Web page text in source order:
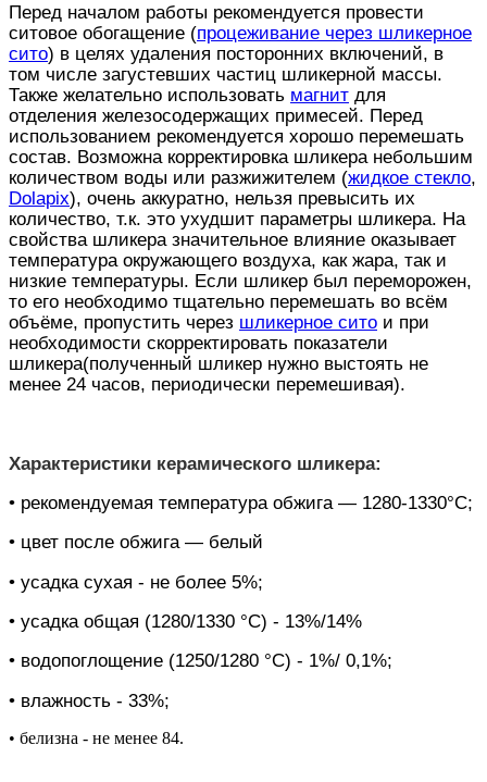
Перед началом работы рекомендуется провести
ситовое обогащение (процеживание через шликерное
сито) в целях удаления посторонних включений, в
том числе загустевших частиц шликерной массы.
Также желательно использовать магнит для
отделения железосодержащих примесей. Перед
использованием рекомендуется хорошо перемешать
состав. Возможна корректировка шликера небольшим
количеством воды или разжижителем (жидкое стекло,
Dolapix), очень аккуратно, нельзя превысить их
количество, т.к. это ухудшит параметры шликера. На
свойства шликера значительное влияние оказывает
температура окружающего воздуха, как жара, так и
низкие температуры. Если шликер был переморожен,
то его необходимо тщательно перемешать во всём
объёме, пропустить через шликерное сито и при
необходимости скорректировать показатели
шликера(полученный шликер нужно выстоять не
менее 24 часов, периодически перемешивая).
Характеристики керамического шликера:
• рекомендуемая температура обжига — 1280-1330°С;
• цвет после обжига — белый
• усадка сухая - не более 5%;
• усадка общая (1280/1330 °С) - 13%/14%
• водопоглощение (1250/1280 °С) - 1%/ 0,1%;
• влажность - 33%;
• белизна - не менее 84.